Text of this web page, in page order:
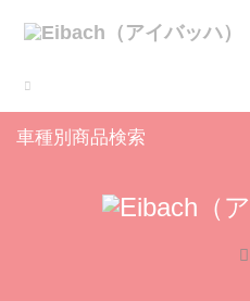
車種別商品検索